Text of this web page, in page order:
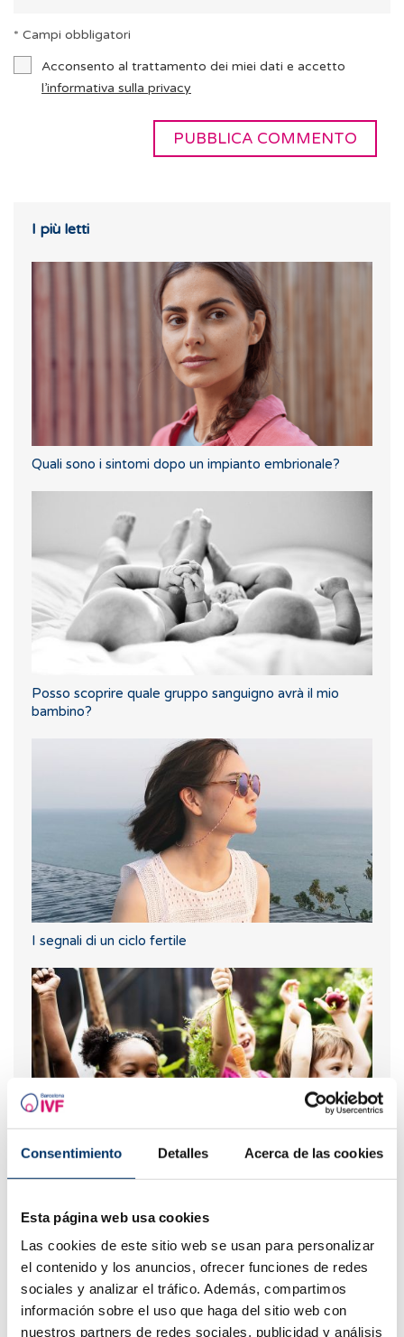
Consentimiento Detalles Acerca de las cookies
Esta página web usa cookies
Las cookies de este sitio web se usan para personalizar
el contenido y los anuncios, ofrecer funciones de redes
sociales y analizar el tráfico. Además, compartimos
información sobre el uso que haga del sitio web con
nuestros partners de redes sociales, publicidad y análisis
* Campi obbligatori
Acconsento al trattamento dei miei dati e accetto
l’informativa sulla privacy
I più letti
Quali sono i sintomi dopo un impianto embrionale?
Posso scoprire quale gruppo sanguigno avrà il mio
bambino?
I segnali di un ciclo fertile